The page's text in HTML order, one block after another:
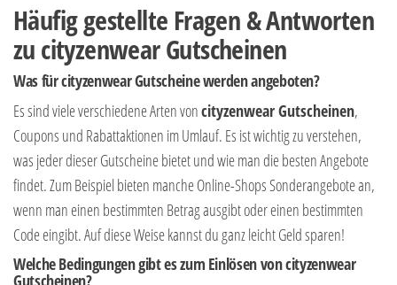
Häufig gestellte Fragen & Antworten
zu cityzenwear Gutscheinen
Was für cityzenwear Gutscheine werden angeboten?
Es sind viele verschiedene Arten voncityzenwear Gutscheinen,
Coupons und Rabattaktionen im Umlauf. Es ist wichtig zu verstehen,
was jeder dieser Gutscheine bietet und wie man die besten Angebote
findet. Zum Beispiel bieten manche Online-Shops Sonderangebote an,
wenn man einen bestimmten Betrag ausgibt oder einen bestimmten
Code eingibt. Auf diese Weise kannst du ganz leicht Geld sparen!
Welche Bedingungen gibt es zum Einlösen von cityzenwear
Gutscheinen?